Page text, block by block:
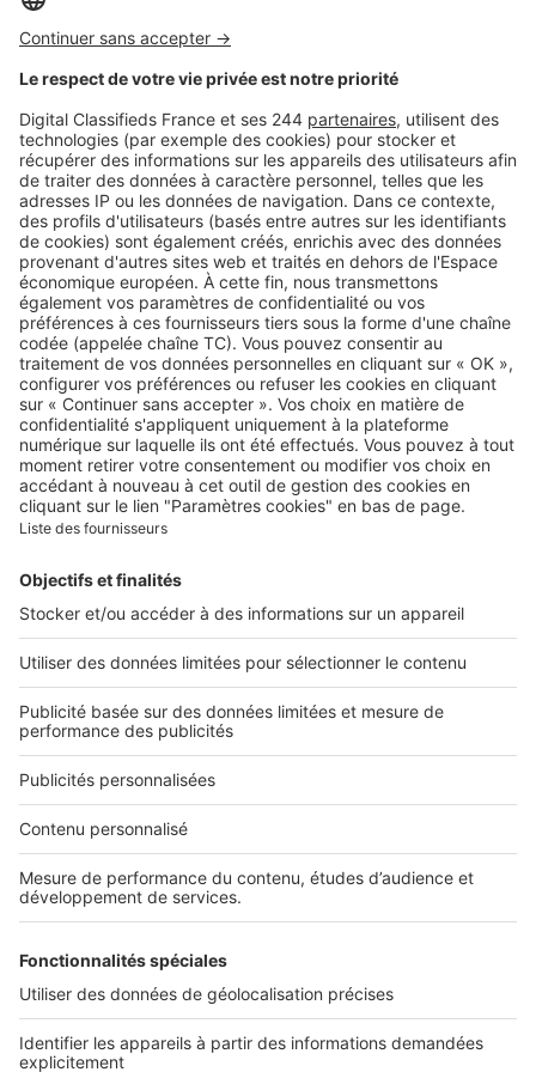
Logic-Immo c’est aussi …
Retrouvez-nous sur …
A propos
Qui sommes-nous ?
Contacter le service client
Nous rejoindre
Presse
Nos applications
Découvrez nos applications
Services pro
Accès client
Informations légales